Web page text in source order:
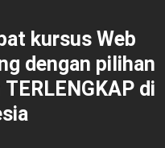
kursus Web
dengan pilihan
TERLENGKAP di